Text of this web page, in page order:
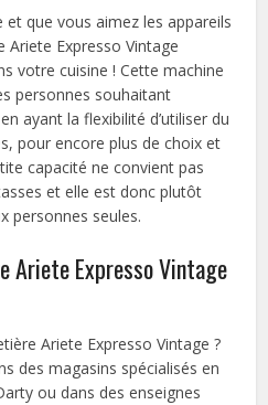
que vous aimez les appareils
Expresso Vintage
votre cuisine ! Cette machine
personnes souhaitant
ayant la flexibilité d’utiliser du
pour encore plus de choix et
capacité ne convient pas
et elle est donc plutôt
personnes seules.
Ariete Expresso Vintage
Ariete Expresso Vintage ?
des magasins spécialisés en
ou dans des enseignes